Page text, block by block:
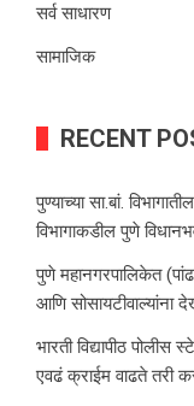
सर्व साधारण
सामाजिक
RECENT
पुण्याच्या सा.बां.
विभागाकडील पुणे
पुणे महानगरपालिकेत
आणि सोसायटीवाल्यांना
भारती विद्यापीठ पोलीस
एवढं क्राईम वाढते तरी